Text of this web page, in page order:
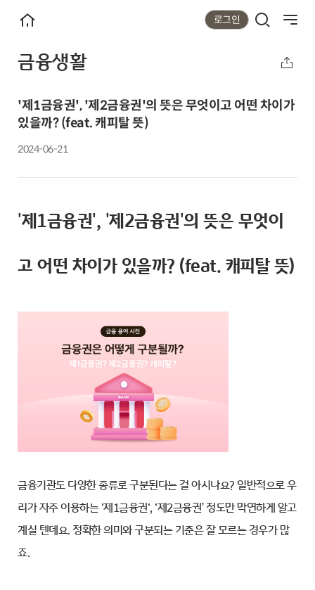
로그인
금융생활
'제1금융권', '제2금융권'의 뜻은 무엇이고 어떤 차이가
있을까? (feat. 캐피탈 뜻)
2024-06-21
'제1금융권', '제2금융권'의 뜻은 무엇이
고 어떤 차이가 있을까? (feat. 캐피탈 뜻)
금융기관도 다양한 종류로 구분된다는 걸 아시나요? 일반적으로 우
리가 자주 이용하는 ‘제1금융권‘, ‘제2금융권’ 정도만 막연하게 알고
계실 텐데요. 정확한 의미와 구분되는 기준은 잘 모르는 경우가 많
죠.